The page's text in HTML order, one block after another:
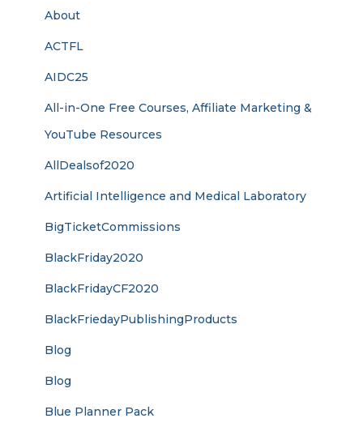
About
ACTFL
AIDC25
All-in-One Free Courses, Affiliate Marketing &
YouTube Resources
AllDealsof2020
Artificial Intelligence and Medical Laboratory
BigTicketCommissions
BlackFriday2020
BlackFridayCF2020
BlackFriedayPublishingProducts
Blog
Blog
Blue Planner Pack